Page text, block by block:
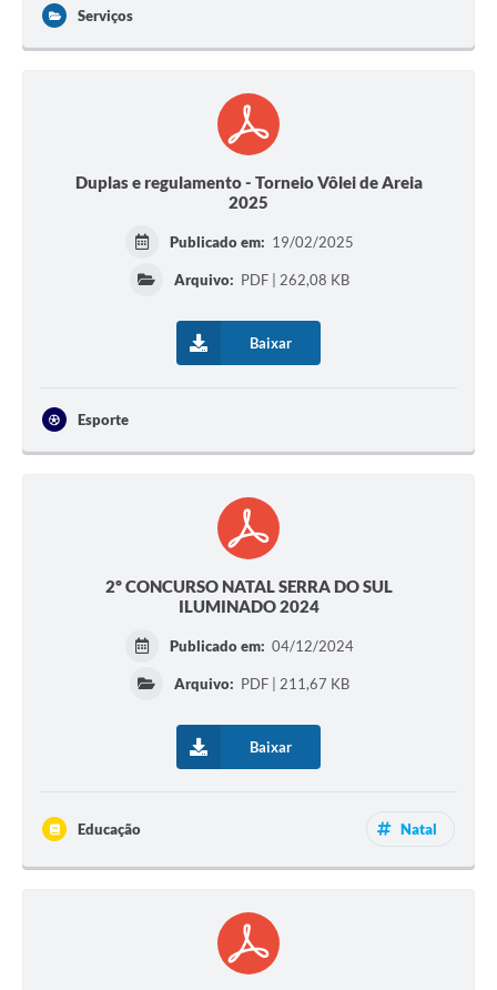
Serviços
Duplas e regulamento - Torneio Vôlei de Areia
2025
Publicado em: 19/02/2025
Arquivo: PDF | 262,08 KB
Baixar
Esporte
2º CONCURSO NATAL SERRA DO SUL
ILUMINADO 2024
Publicado em: 04/12/2024
Arquivo: PDF | 211,67 KB
Baixar
Educação Natal